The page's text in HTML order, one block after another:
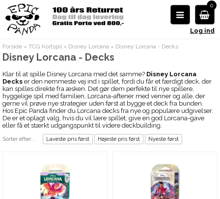
0
Log ind
Forside » TCG Kortspil» Disney Lorcana » Disney Lorcana - Decks
Disney Lorcana - Decks
Klar til at spille Disney Lorcana med det samme? Disney Lorcana
Decks er den nemmeste vej ind i spillet, fordi du får et færdigt deck, der
kan spilles direkte fra æsken. Det gør dem perfekte til nye spillere,
hyggelige spil med familien, Lorcana-aftener med venner og alle, der
gerne vil prøve nye strategier uden først at bygge et deck fra bunden.
Hos Epic Panda finder du Lorcana decks fra nye og populære udgivelser.
De er et oplagt valg, hvis du vil lære spillet, give en god Lorcana-gave
eller få et stærkt udgangspunkt til videre deckbuilding.
Sorter efter... Laveste pris først Højeste pris først Nyeste først